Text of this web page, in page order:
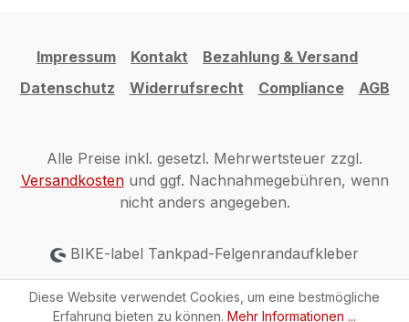
Impressum Kontakt
Bezahlung & Versand
Datenschutz
Widerrufsrecht Compliance AGB
Alle Preise inkl. gesetzl. Mehrwertsteuer zzgl.
Versandkostenund ggf. Nachnahmegebühren, wenn
nicht anders angegeben.
BIKE-label Tankpad-Felgenrandaufkleber
Diese Website verwendet Cookies, um eine bestmögliche
Erfahrung bieten zu können. Mehr Informationen ...